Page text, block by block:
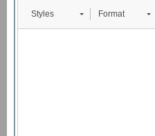
Styles Format